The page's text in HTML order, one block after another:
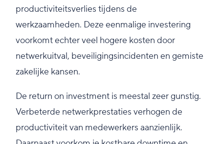
productiviteitsverlies tijdens de
werkzaamheden. Deze eenmalige investering
voorkomt echter veel hogere kosten door
netwerkuitval, beveiligingsincidenten en gemiste
zakelijke kansen.
De return on investment is meestal zeer gunstig.
Verbeterde netwerkprestaties verhogen de
productiviteit van medewerkers aanzienlijk.